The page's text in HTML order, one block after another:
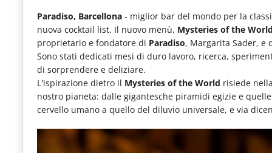
dei
consumi
fuoricasa,
del
Food
Service
e
Paradiso, Barcellona - miglior bar del mondo per la
nuova cocktail list. Il nuovo menù, Mysteries of the World
proprietario e fondatore di Paradiso, Margarita Sader, e
Sono stati dedicati mesi di duro lavoro, ricerca,
di sorprendere e deliziare.
L'ispirazione dietro il Mysteries of the World risiede
nostro pianeta: dalle gigantesche piramidi egizie e
cervello umano a quello del diluvio universale, e via